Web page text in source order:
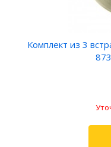
Комплект из 3